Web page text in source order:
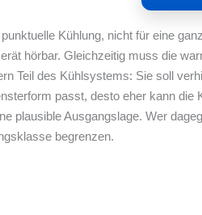
Kühlung, nicht für eine
hörbar. Gleichzeitig muss die
Teil des Kühlsystems: Sie soll
passt, desto eher kann
plausible Ausgangslage. Wer
begrenzen.